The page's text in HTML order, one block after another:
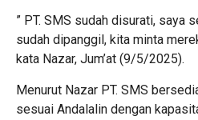
” PT. SMS sudah disurati, saya
sudah dipanggil, kita minta
kata Nazar, Jum’at (9/5/2025).
Menurut Nazar PT. SMS
sesuai Andalalin dengan